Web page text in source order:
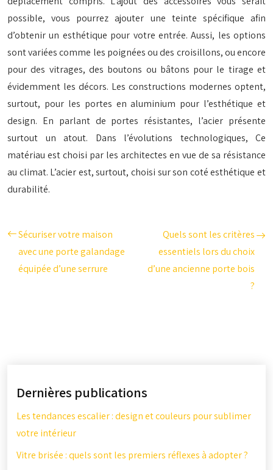
possible, vous pourrez ajouter une teinte spécifique afin
d’obtenir un esthétique pour votre entrée. Aussi, les options
sont variées comme les poignées ou des croisillons, ou encore
pour des vitrages, des boutons ou bâtons pour le tirage et
évidemment les décors. Les constructions modernes optent,
surtout, pour les portes en aluminium pour l’esthétique et
design. En parlant de portes résistantes, l’acier présente
surtout un atout. Dans l’évolutions technologiques, Ce
matériau est choisi par les architectes en vue de sa résistance
au climat. L’acier est, surtout, choisi sur son coté esthétique et
durabilité.
Sécuriser votre maison
avec une porte galandage
équipée d’une serrure
Quels sont les critères
essentiels lors du choix
d’une ancienne porte bois
?
Dernières publications
Les tendances escalier : design et couleurs pour sublimer
votre intérieur
Vitre brisée : quels sont les premiers réflexes à adopter ?